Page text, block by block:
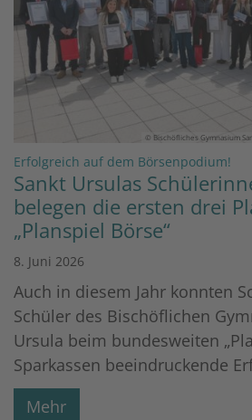
© Bischöfliches Gymnasium
Erfolgreich auf dem Börsenpodium!
Sankt Ursulas
belegen die ersten drei
„Planspiel Börse“
8. Juni 2026
Auch in diesem Jahr konnten
Schüler des Bischöflichen
Ursula beim bundesweiten
Sparkassen beeindruckende
Mehr